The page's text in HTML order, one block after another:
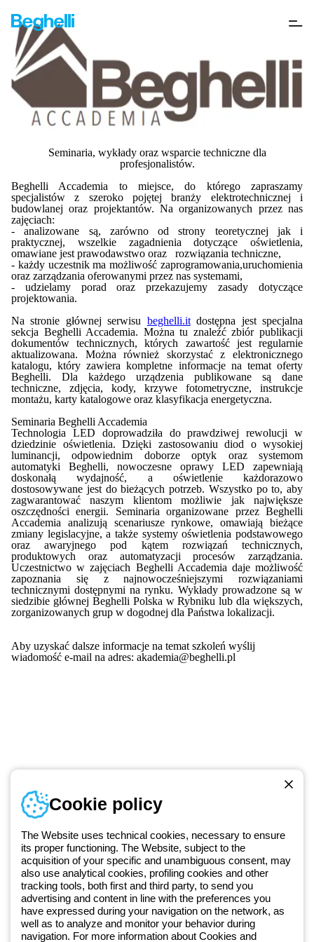
Beghelli Accademia
Seminaria, wykłady oraz wsparcie techniczne dla
profesjonalistów.
Beghelli Accademia to miejsce, do którego zapraszamy
specjalistów z szeroko pojętej branży elektrotechnicznej i
budowlanej oraz projektantów. Na organizowanych przez nas
zajęciach:
- analizowane są, zarówno od strony teoretycznej jak i
praktycznej, wszelkie zagadnienia dotyczące oświetlenia,
omawiane jest prawodawstwo oraz rozwiązania techniczne,
- każdy uczestnik ma możliwość zaprogramowania,uruchomienia
oraz zarządzania oferowanymi przez nas systemami,
- udzielamy porad oraz przekazujemy zasady dotyczące
projektowania.
Na stronie głównej serwisu beghelli.itdostępna jest specjalna
sekcja Beghelli Accademia. Można tu znaleźć zbiór publikacji
dokumentów technicznych, których zawartość jest regularnie
aktualizowana. Można również skorzystać z elektronicznego
katalogu, który zawiera kompletne informacje na temat oferty
Beghelli. Dla każdego urządzenia publikowane są dane
techniczne, zdjęcia, kody, krzywe fotometryczne, instrukcje
montażu, karty katalogowe oraz klasyfikacja energetyczna.
Seminaria Beghelli Accademia
Technologia LED doprowadziła do prawdziwej rewolucji w
dziedzinie oświetlenia. Dzięki zastosowaniu diod o wysokiej
luminancji, odpowiednim doborze optyk oraz systemom
automatyki Beghelli, nowoczesne oprawy LED zapewniają
doskonałą wydajność, a oświetlenie każdorazowo
dostosowywane jest do bieżących potrzeb. Wszystko po to, aby
zagwarantować naszym klientom możliwie jak największe
oszczędności energii. Seminaria organizowane przez Beghelli
Accademia analizują scenariusze rynkowe, omawiają bieżące
zmiany legislacyjne, a także systemy oświetlenia podstawowego
oraz awaryjnego pod kątem rozwiązań technicznych,
produktowych oraz automatyzacji procesów zarządzania.
Uczestnictwo w zajęciach Beghelli Accademia daje możliwość
zapoznania się z najnowocześniejszymi rozwiązaniami
technicznymi dostępnymi na rynku. Wykłady prowadzone są w
siedzibie głównej Beghelli Polska w Rybniku lub dla większych,
zorganizowanych grup w dogodnej dla Państwa lokalizacji.
Aby uzyskać dalsze informacje na temat szkoleń wyślij
wiadomość e-mail na adres: akademia@beghelli.pl
Od 2025 roku firma Beghelli jest częścią Grupy GEWISS, działając w
ramach ekosystemu GEWISS LightZone, w którym tworzymy
zintegrowane rozwiązania oświetleniowe, przekształcające
złożoność w prostotę oraz wspierające profesjonalistów i
użytkowników w realizacji ich potrzeb.Dowiedz się więcej o GEWISS
Numer telefonu
Od poniedziałku do piątku w godzinach 8:00 do 16:00
+48 32 422 55 79
Cookie policy
The Website uses technical cookies, necessary to ensure
its proper functioning. The Website, subject to the
acquisition of your specific and unambiguous consent, may
also use analytical cookies, profiling cookies and other
tracking tools, both first and third party, to send you
advertising and content in line with the preferences you
have expressed during your navigation on the network, as
well as to analyze and monitor your behavior during
navigation. For more information about Cookies and